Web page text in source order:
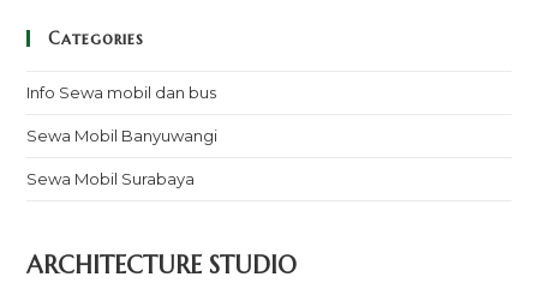
Categories
Info Sewa mobil dan bus
Sewa Mobil Banyuwangi
Sewa Mobil Surabaya
ARCHITECTURE STUDIO